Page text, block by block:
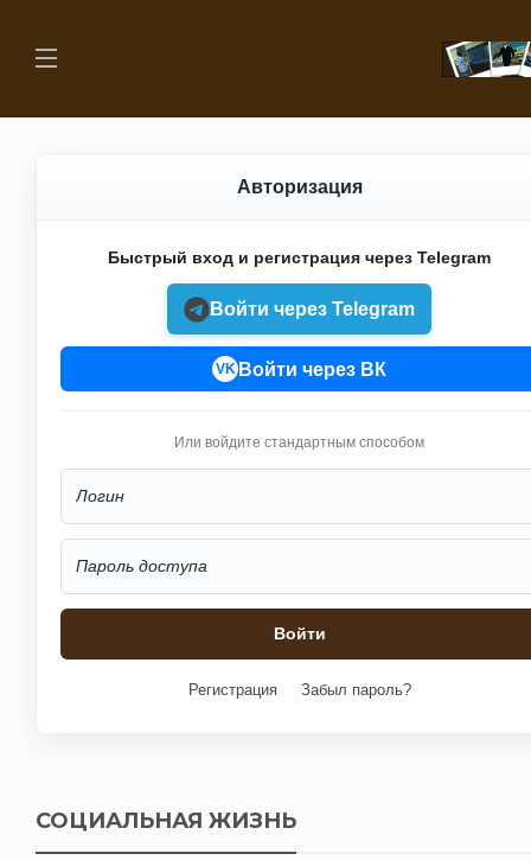
Авторизация
Быстрый вход и регистрация через Telegram
Войти через Telegram
VK Войти через ВК
Или войдите стандартным способом
Регистрация Забыл пароль?
СОЦИАЛЬНАЯ ЖИЗНЬ